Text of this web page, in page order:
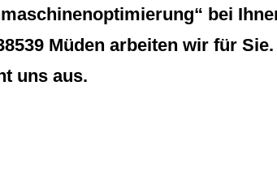
bei
Müden arbeiten wir für
uns aus.